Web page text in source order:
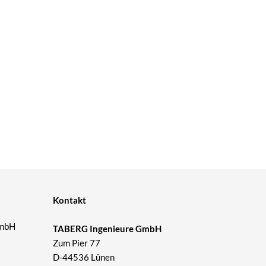
Kontakt
TABERG Ingenieure GmbH
Zum Pier 77
D-44536 Lünen